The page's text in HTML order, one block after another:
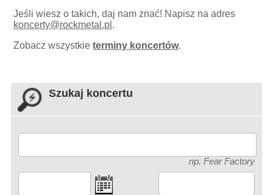
Jeśli wiesz o takich, daj nam znać! Napisz na adres
koncerty@rockmetal.pl .
Zobacz wszystkieterminy koncertów.
Szukaj koncertu
np. Fear Factory